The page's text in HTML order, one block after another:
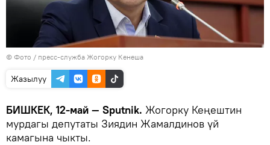
© Фото / пресс-служба Жогорку Кенеша
Жазылуу
БИШКЕК, 12-май — Sputnik. Жогорку Кеңештин
мурдагы депутаты Зиядин Жамалдинов үй
камагына чыкты.